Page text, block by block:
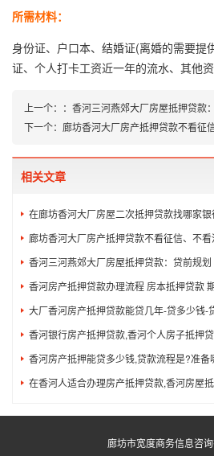
所需材料：
身份证、户口本、结婚证(离婚的需要提
证、个人打卡工资近一年的流水、其他资
上一个： ： 香河三河燕郊大厂房屋抵押贷款
下一个： 廊坊香河大厂房产抵押贷款不看征信
相关文章
在廊坊香河大厂房屋二次抵押贷款找哪家银
廊坊香河大厂房产抵押贷款不看征信、不看流水、
香河三河燕郊大厂房屋抵押贷款：贷前规划
香河房产抵押贷款办理流程 房本抵押贷款
大厂香河房产抵押贷款能贷几年-贷多少钱-
香河银行房产抵押贷款,香河个人房子抵押贷款,
香河房产抵押能贷多少钱,贷款流程是?准备
在香河人适合办理房产抵押贷款,香河房屋
廊坊市宽度商务信息咨